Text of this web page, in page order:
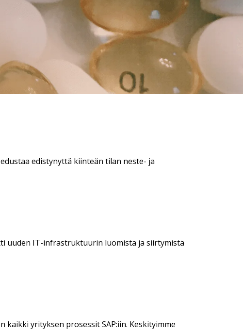
edistynyttä kiinteän tilan neste- ja
uuden IT-infrastruktuurin luomista ja siirtymistä
yrityksen prosessit SAP:iin. Keskityimme